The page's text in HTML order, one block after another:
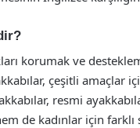
korumak ve
çeşitli amaçlar
resmi
de kadınlar için